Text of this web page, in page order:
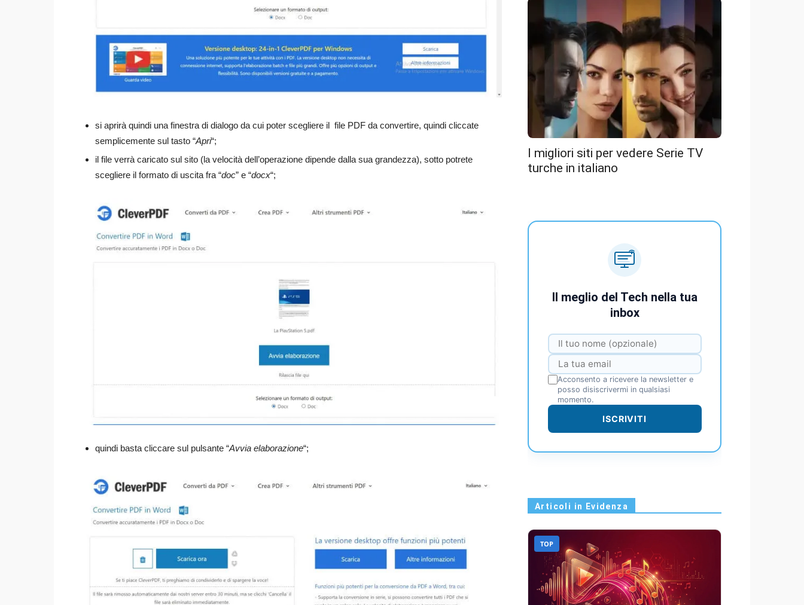
si aprirà quindi una finestra di dialogo da cui poter scegliere il file PDF da convertire, quindi cliccate
semplicemente sul tasto “Apri“;
il file verrà caricato sul sito (la velocità dell’operazione dipende dalla sua grandezza), sotto potrete
scegliere il formato di uscita fra “doc” e “docx“;
quindi basta cliccare sul pulsante “Avvia elaborazione“;
I migliori siti per vedere Serie TV
turche in italiano
Il meglio del Tech nella tua
inbox
Acconsento a ricevere la newsletter e
posso disiscrivermi in qualsiasi
momento.
ISCRIVITI
Articoli in Evidenza
TOP